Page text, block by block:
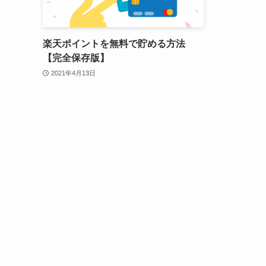
楽天ポイントを無料で貯める方法
【完全保存版】
2021年4月13日